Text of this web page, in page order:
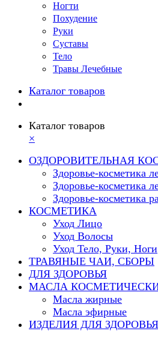
Ногти
Похудение
Руки
Суставы
Тело
Травы Лечебные
Каталог товаров
Каталог товаров
×
ОЗДОРОВИТЕЛЬНАЯ
Здоровье-косметика
Здоровье-косметика
Здоровье-косметика
КОСМЕТИКА
Уход Лицо
Уход Волосы
Уход Тело, Руки, Ноги
ТРАВЯНЫЕ ЧАИ, СБОРЫ
ДЛЯ ЗДОРОВЬЯ
МАСЛА
Масла жирные
Масла эфирные
ИЗДЕЛИЯ ДЛЯ ЗДОРОВЬЯ